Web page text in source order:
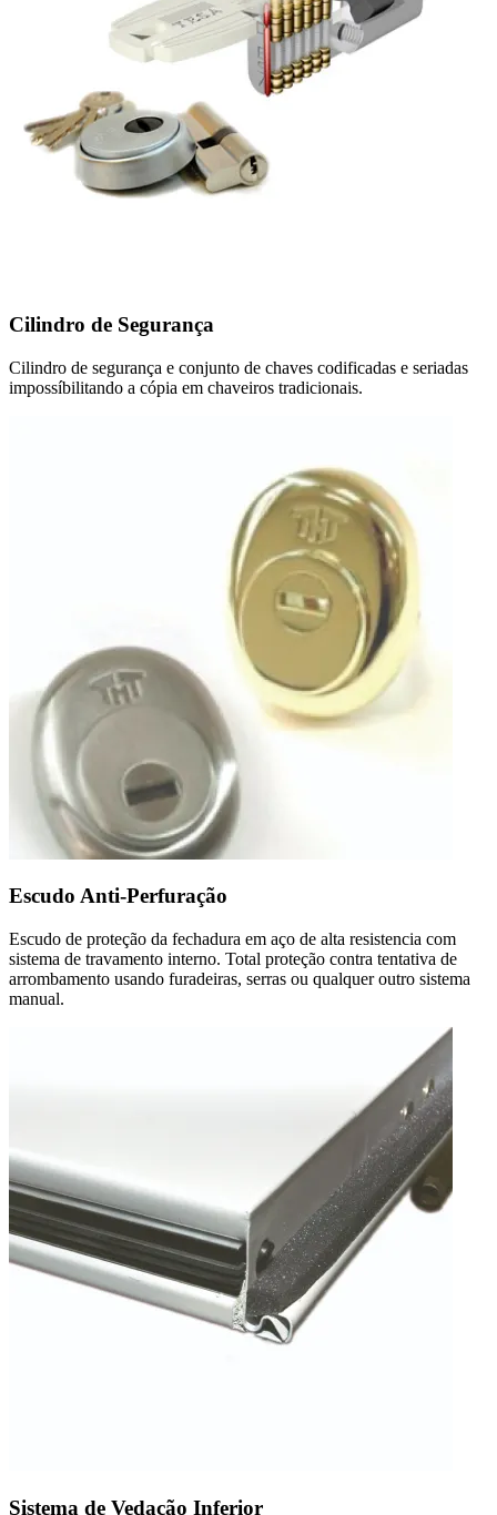
Cilindro de Segurança
Cilindro de segurança e conjunto de chaves codificadas e seriadas
impossíbilitando a cópia em chaveiros tradicionais.
Escudo Anti-Perfuração
Escudo de proteção da fechadura em aço de alta resistencia com
sistema de travamento interno. Total proteção contra tentativa de
arrombamento usando furadeiras, serras ou qualquer outro sistema
manual.
Sistema de Vedação Inferior